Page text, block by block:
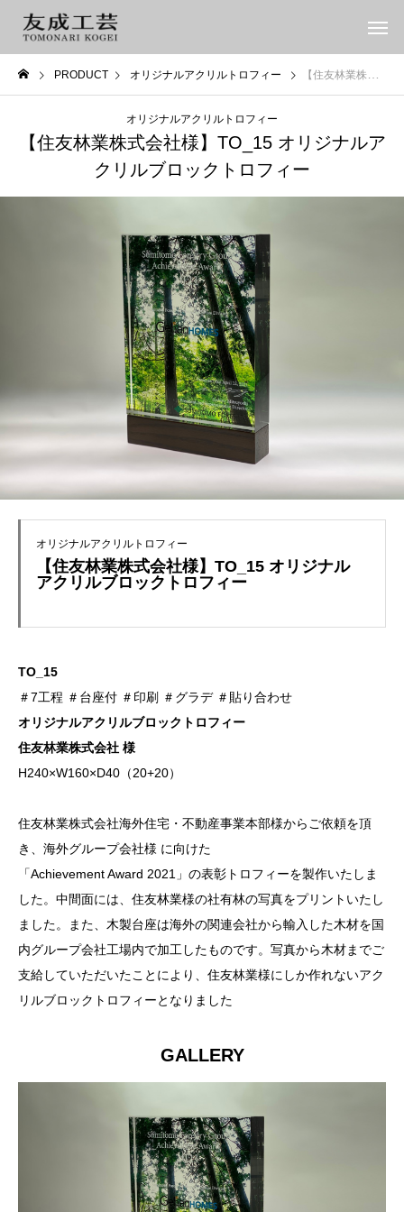
PRODUCT オリジナルアクリルトロフィー 【住友林業株式会社様】TO_15 オリジナルアクリルブロックトロフィー
オリジナルアクリルトロフィー
【住友林業株式会社様】TO_15 オリジナルア
クリルブロックトロフィー
オリジナルアクリルトロフィー
【住友林業株式会社様】TO_15 オリジナル
アクリルブロックトロフィー
TO_15
＃7工程 ＃台座付 ＃印刷 ＃グラデ ＃貼り合わせ
オリジナルアクリルブロックトロフィー
住友林業株式会社 様
H240×W160×D40（20+20）
住友林業株式会社海外住宅・不動産事業本部様からご依頼を頂
き、海外グループ会社様 に向けた
「Achievement Award 2021」の表彰トロフィーを製作いたしま
した。中間面には、住友林業様の社有林の写真をプリントいたし
ました。また、木製台座は海外の関連会社から輸入した木材を国
内グループ会社工場内で加工したものです。写真から木材までご
支給していただいたことにより、住友林業様にしか作れないアク
リルブロックトロフィーとなりました
GALLERY